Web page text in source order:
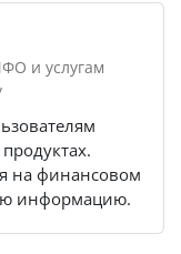
и услугам
на финансовом
информацию.